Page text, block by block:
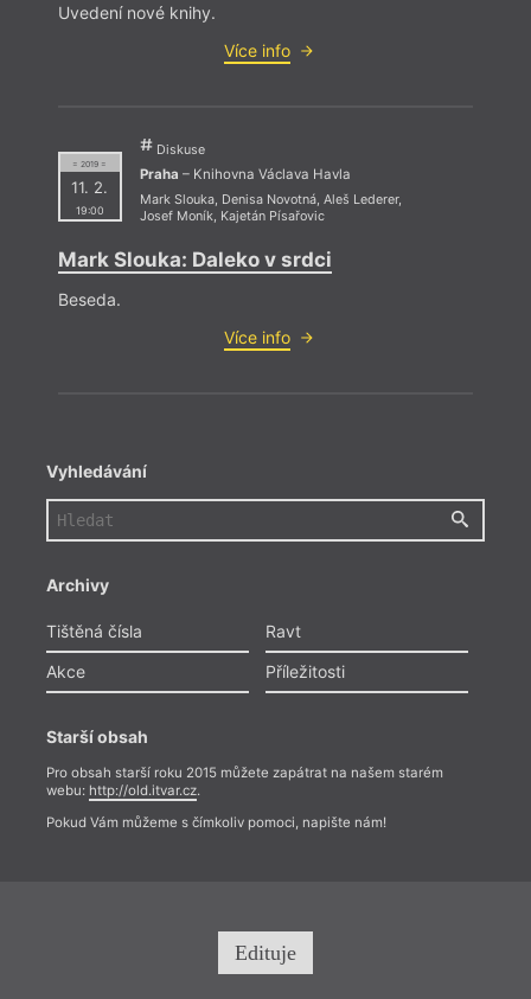
Uvedení nové knihy.
Více info
= 2019 =
11. 2.
19:00
Diskuse
Praha – Knihovna Václava Havla
Mark Slouka, Denisa Novotná, Aleš Lederer,
Josef Moník, Kajetán Písařovic
Mark Slouka: Daleko v srdci
Beseda.
Více info
Vyhledávání
Archivy
Tištěná čísla
Ravt
Akce
Příležitosti
Starší obsah
Pro obsah starší roku 2015 můžete zapátrat na našem starém
webu: http://old.itvar.cz.
Pokud Vám můžeme s čímkoliv pomoci, napište nám!
Edituje